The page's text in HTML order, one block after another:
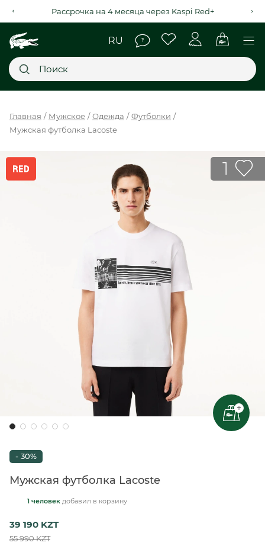
Рассрочка на 4 месяца через Kaspi Red+
НОВИНКИ
SALE
Главная Мужское Одежда
Футболки
Мужская футболка Lacoste
1
+
- 30%
Мужская футболка Lacoste
1 человек добавил в корзину
39 190 KZT
55 990 KZT